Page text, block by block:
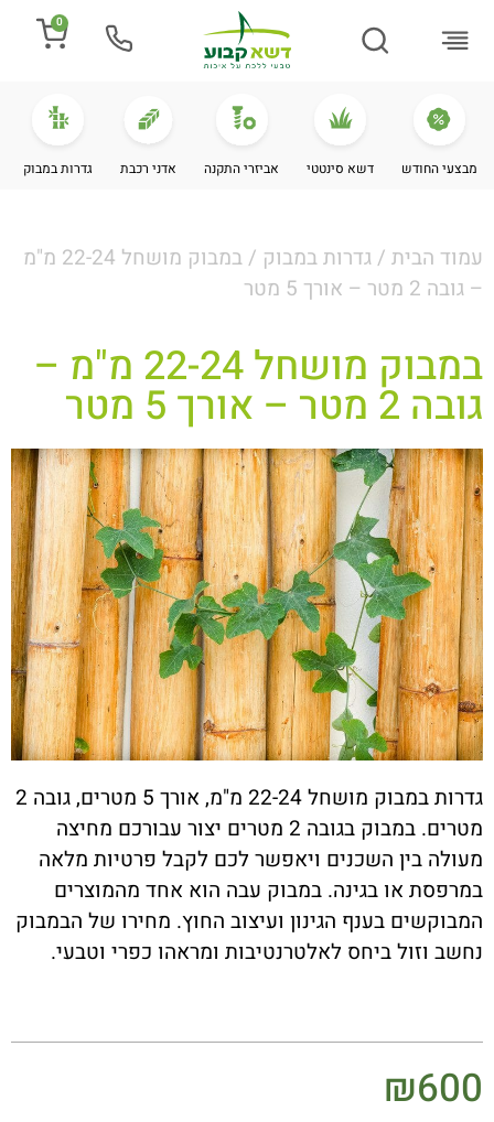
0
מבצעי החודש דשא סינטטי אביזרי התקנה אדני רכבת גדרות במבוק
עמוד הבית /גדרות במבוק
/ במבוק מושחל 22-24 מ"מ
– גובה 2 מטר – אורך 5 מטר
במבוק מושחל 22-24 מ"מ –
גובה 2 מטר – אורך 5 מטר
גדרות במבוק מושחל 22-24 מ"מ, אורך 5 מטרים, גובה 2
מטרים. במבוק בגובה 2 מטרים יצור עבורכם מחיצה
מעולה בין השכנים ויאפשר לכם לקבל פרטיות מלאה
במרפסת או בגינה. במבוק עבה הוא אחד מהמוצרים
המבוקשים בענף הגינון ועיצוב החוץ. מחירו של הבמבוק
נחשב וזול ביחס לאלטרנטיבות ומראהו כפרי וטבעי.
₪600